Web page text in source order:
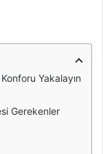
Yakalayın
Gerekenler